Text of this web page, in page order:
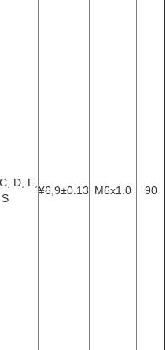
D, E,
S
¥6,9±0.13 M6x1.0 90